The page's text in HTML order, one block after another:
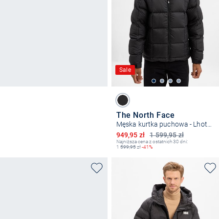
Sale
The North Face
1 599,95 zł
Obniżona cena
949,95 zł
Najniższa cena z ostatnich 30 dni:
1 599,95zł-41%